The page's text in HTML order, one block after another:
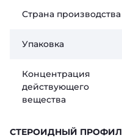
Страна производства
Упаковка
Концентрация
действующего
вещества
СТЕРОИДНЫЙ